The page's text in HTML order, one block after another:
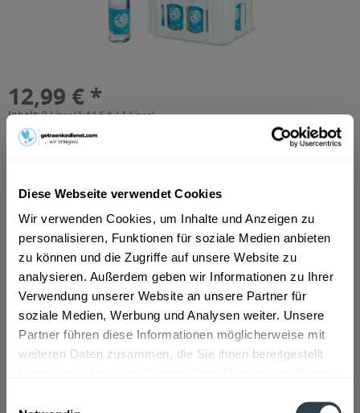
Diese Webseite verwendet Cookies
Wir verwenden Cookies, um Inhalte und Anzeigen zu
personalisieren, Funktionen für soziale Medien anbieten
zu können und die Zugriffe auf unsere Website zu
analysieren. Außerdem geben wir Informationen zu Ihrer
Verwendung unserer Website an unsere Partner für
soziale Medien, Werbung und Analysen weiter. Unsere
Partner führen diese Informationen möglicherweise mit
weiteren Daten zusammen, die Sie ihnen bereitgestellt
12,99 € *
Inhalt:9 Liter (1,44 € * / 1 Liter)
inkl. MwSt. ggf. zzgl. Erschwerniszuschlag
Vorrätig
+5,70 € Pfand
In den Warenkorb
Hinzugefügt
Artikel-Nr.: 11619
Beschreibung
mehr
Natürliches Mineralwasser mit Kohlensäure